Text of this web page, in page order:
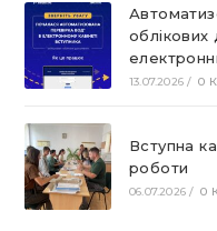
13.07.2026 / 0
Вступна
роботи
06.07.2026 / 0